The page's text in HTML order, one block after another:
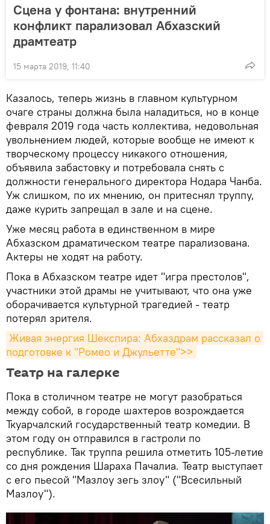
Сцена у фонтана: внутренний
конфликт парализовал Абхазский
драмтеатр
15 марта 2019, 11:40
Казалось, теперь жизнь в главном культурном
очаге страны должна была наладиться, но в конце
февраля 2019 года часть коллектива, недовольная
увольнением людей, которые вообще не имеют к
творческому процессу никакого отношения,
объявила забастовку и потребовала снять с
должности генерального директора Нодара Чанба.
Уж слишком, по их мнению, он притеснял труппу,
даже курить запрещал в зале и на сцене.
Уже месяц работа в единственном в мире
Абхазском драматическом театре парализована.
Актеры не ходят на работу.
Пока в Абхазском театре идет "игра престолов",
участники этой драмы не учитывают, что она уже
оборачивается культурной трагедией - театр
потерял зрителя.
Живая энергия Шекспира: Абхаздрам рассказал о
подготовке к "Ромео и Джульетте">>
Театр на галерке
Пока в столичном театре не могут разобраться
между собой, в городе шахтеров возрождается
Ткуарчалский государственный театр комедии. В
этом году он отправился в гастроли по
республике. Так труппа решила отметить 105-летие
со дня рождения Шараха Пачалиа. Театр выступает
с его пьесой "Мазлоу зегь злоу" ("Всесильный
Мазлоу").